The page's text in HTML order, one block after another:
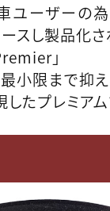
ユーザーの
スし製品化
」
小限まで抑
たプレミア